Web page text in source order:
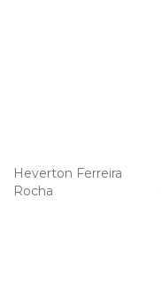
Heverton Ferreira
Rocha